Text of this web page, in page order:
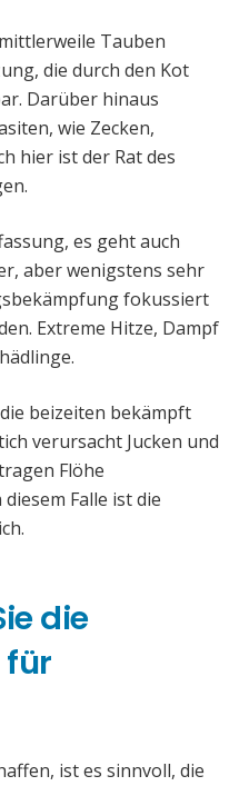
Tauben
die durch den Kot
Darüber hinaus
wie Zecken,
hier ist der Rat des
es geht auch
aber wenigstens sehr
fokussiert
Extreme Hitze, Dampf
beizeiten bekämpft
verursacht Jucken und
Flöhe
Falle ist die
die
ist es sinnvoll, die